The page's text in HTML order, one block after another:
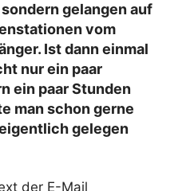
gelangen auf
vom
Ist dann einmal
nur ein paar
ein paar Stunden
man schon gerne
gelegen
der E-Mail